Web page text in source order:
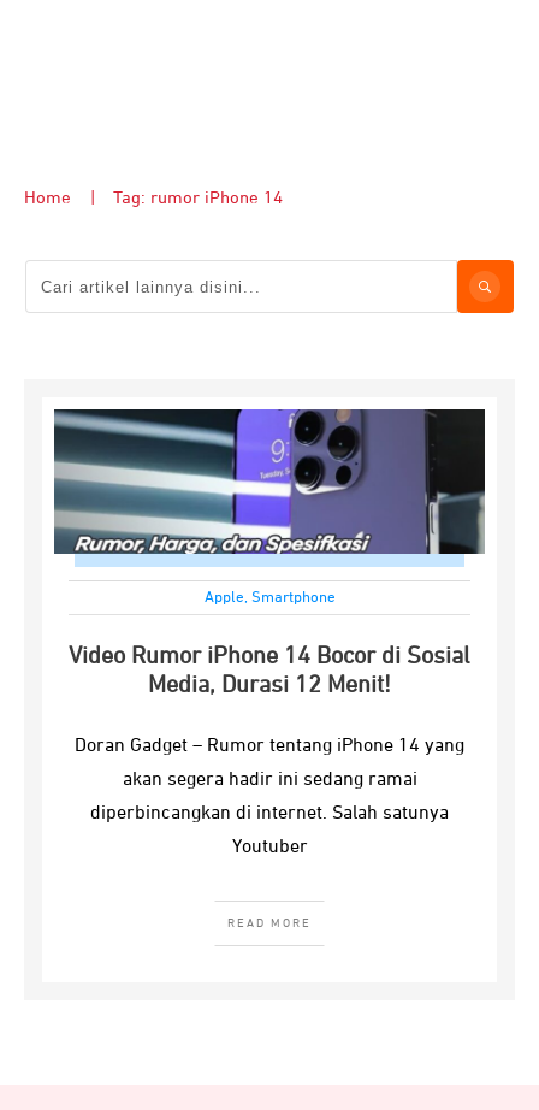
Home Tag: rumor iPhone 14
Apple, Smartphone
Video Rumor iPhone 14 Bocor di Sosial
Media, Durasi 12 Menit!
Doran Gadget – Rumor tentang iPhone 14 yang
akan segera hadir ini sedang ramai
diperbincangkan di internet. Salah satunya
Youtuber
READ MORE